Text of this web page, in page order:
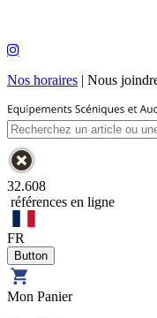
Nos horaires | Nous
32.608
références en ligne
FR
Mon Panier